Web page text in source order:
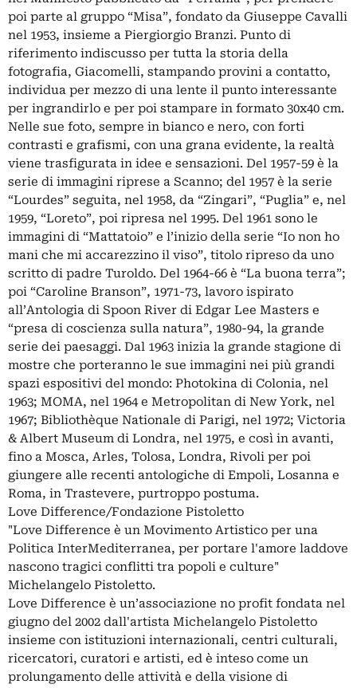
poi parte al gruppo “Misa”, fondato da Giuseppe Cavalli
nel 1953, insieme a Piergiorgio Branzi. Punto di
riferimento indiscusso per tutta la storia della
fotografia, Giacomelli, stampando provini a contatto,
individua per mezzo di una lente il punto interessante
per ingrandirlo e per poi stampare in formato 30x40 cm.
Nelle sue foto, sempre in bianco e nero, con forti
contrasti e grafismi, con una grana evidente, la realtà
viene trasfigurata in idee e sensazioni. Del 1957-59 è la
serie di immagini riprese a Scanno; del 1957 è la serie
“Lourdes” seguita, nel 1958, da “Zingari”, “Puglia” e, nel
1959, “Loreto”, poi ripresa nel 1995. Del 1961 sono le
immagini di “Mattatoio” e l’inizio della serie “Io non ho
mani che mi accarezzino il viso”, titolo ripreso da uno
scritto di padre Turoldo. Del 1964-66 è “La buona terra”;
poi “Caroline Branson”, 1971-73, lavoro ispirato
all’Antologia di Spoon River di Edgar Lee Masters e
“presa di coscienza sulla natura”, 1980-94, la grande
serie dei paesaggi. Dal 1963 inizia la grande stagione di
mostre che porteranno le sue immagini nei più grandi
spazi espositivi del mondo: Photokina di Colonia, nel
1963; MOMA, nel 1964 e Metropolitan di New York, nel
1967; Bibliothèque Nationale di Parigi, nel 1972; Victoria
& Albert Museum di Londra, nel 1975, e così in avanti,
fino a Mosca, Arles, Tolosa, Londra, Rivoli per poi
giungere alle recenti antologiche di Empoli, Losanna e
Roma, in Trastevere, purtroppo postuma.
Love Difference/Fondazione Pistoletto
"Love Difference è un Movimento Artistico per una
Politica InterMediterranea, per portare l'amore laddove
nascono tragici conflitti tra popoli e culture"
Michelangelo Pistoletto.
Love Difference è un’associazione no profit fondata nel
giugno del 2002 dall'artista Michelangelo Pistoletto
insieme con istituzioni internazionali, centri culturali,
ricercatori, curatori e artisti, ed è inteso come un
prolungamento delle attività e della visione di